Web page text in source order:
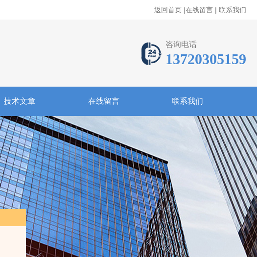
返回首页 |在线留言 | 联系我们
咨询电话
13720305159
技术文章 在线留言 联系我们